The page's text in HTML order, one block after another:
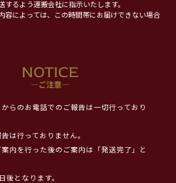
するよう運搬会社に指示いたします。
容によっては、この時間帯にお届けできない場合
らのお電話でのご報告は一切行っており
は行っておりません。
案内を行った後のご案内は「発送完了」と
後となります。